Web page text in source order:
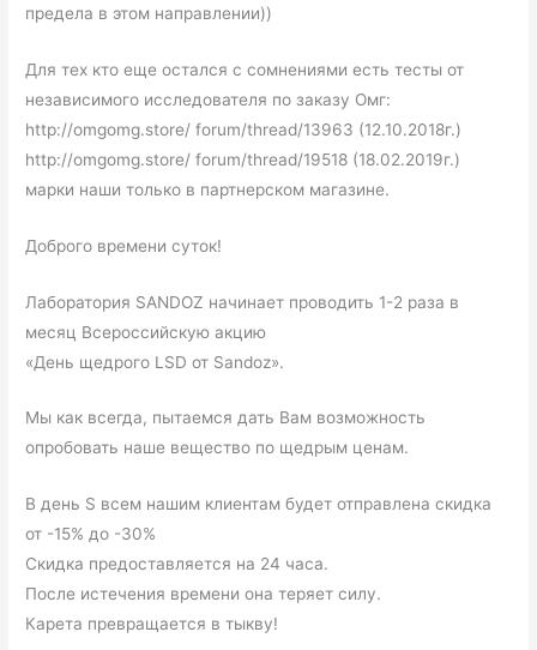
предела в этом направлении))
Для тех кто еще остался с сомнениями есть тесты от
независимого исследователя по заказу Омг:
http://omgomg.store/ forum/thread/13963 (12.10.2018г.)
http://omgomg.store/ forum/thread/19518 (18.02.2019г.)
марки наши только в партнерском магазине.
Доброго времени суток!
Лаборатория SANDOZ начинает проводить 1-2 раза в
месяц Всероссийскую акцию
«День щедрого LSD от Sandoz».
Мы как всегда, пытаемся дать Вам возможность
опробовать наше вещество по щедрым ценам.
В день S всем нашим клиентам будет отправлена скидка
от -15% до -30%
Скидка предоставляется на 24 часа.
После истечения времени она теряет силу.
Карета превращается в тыкву!